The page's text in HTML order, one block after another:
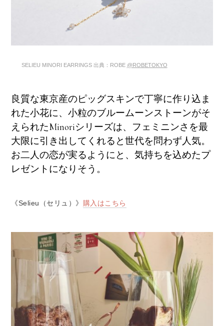
SELIEU MINORI EARRINGS 出典：ROBE @ROBETOKYO
良質な東京産のピッグスキンで丁寧に作り込ま
れた小花に、小粒のブルームーンストーンがそ
えられたMinoriシリーズは、フェミニンさを最
大限に引き出してくれると世代を問わず人気。
お二人の恋が実るようにと、気持ちを込めたプ
レゼントになりそう。
《Selieu（セリュ）》 購入はこちら